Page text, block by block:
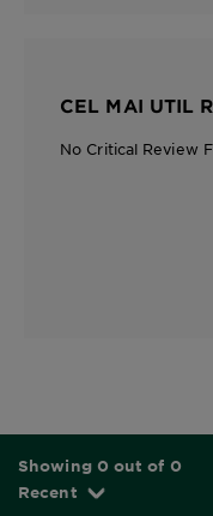
CEL MAI UTIL
No Critical Review
Showing 0 out of 0
Recent